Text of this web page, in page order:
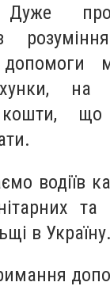
Дуже
допомоги
кошти,
водіїв
та
в Україну.